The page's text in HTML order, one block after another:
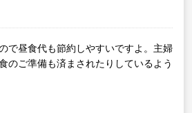
で昼食代も節約しやすいですよ。主婦
のご準備も済まされたりしているよう